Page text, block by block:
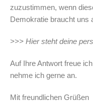
zuzustimmen, wenn
Demokratie braucht uns
>>> Hier steht deine
Auf Ihre Antwort freue
nehme ich gerne an.
Mit freundlichen Grüßen